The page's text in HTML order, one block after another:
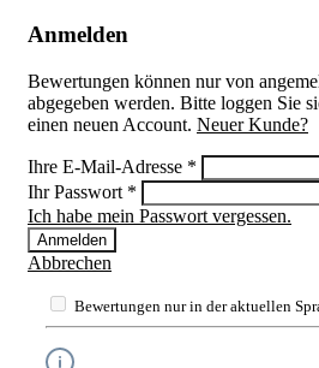
Anmelden
Bewertungen können nur von
abgegeben werden. Bitte loggen Sie
einen neuen Account. Neuer Kunde?
Ihre E-Mail-Adresse *
Ihr Passwort *
Ich habe mein Passwort vergessen.
Anmelden
Abbrechen
Bewertungen nur in der aktuellen